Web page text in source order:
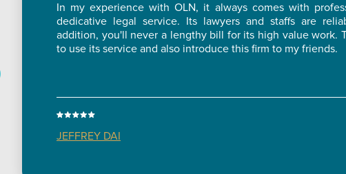
In my experience with OLN, it always comes with
dedicative legal service. Its lawyers and staffs are
addition, you'll never a lengthy bill for its high value work.
to use its service and also introduce this firm to my friends.
JEFFREY DAI